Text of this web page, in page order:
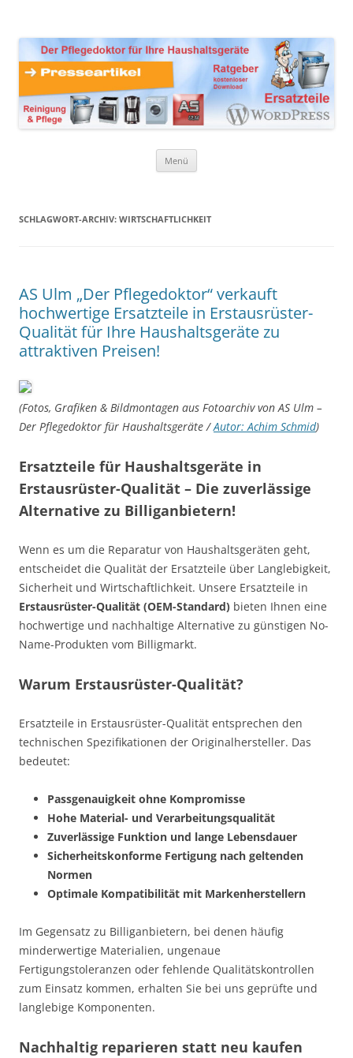
Haushaltsgeräte
Reinigungsprodukte und Pflegemittel
Menü
SCHLAGWORT-ARCHIV: WIRTSCHAFTLICHKEIT
AS Ulm „Der Pflegedoktor“ verkauft
hochwertige Ersatzteile in Erstausrüster-
Qualität für Ihre Haushaltsgeräte zu
attraktiven Preisen!
(Fotos, Grafiken & Bildmontagen aus Fotoarchiv von AS Ulm –
Der Pflegedoktor für Haushaltsgeräte /Autor: Achim Schmid)
Ersatzteile für Haushaltsgeräte in
Erstausrüster-Qualität – Die zuverlässige
Alternative zu Billiganbietern!
Wenn es um die Reparatur von Haushaltsgeräten geht,
entscheidet die Qualität der Ersatzteile über Langlebigkeit,
Sicherheit und Wirtschaftlichkeit. Unsere Ersatzteile in
Erstausrüster-Qualität (OEM-Standard) bieten Ihnen eine
hochwertige und nachhaltige Alternative zu günstigen No-
Name-Produkten vom Billigmarkt.
Warum Erstausrüster-Qualität?
Ersatzteile in Erstausrüster-Qualität entsprechen den
technischen Spezifikationen der Originalhersteller. Das
bedeutet:
Passgenauigkeit ohne Kompromisse
Hohe Material- und Verarbeitungsqualität
Zuverlässige Funktion und lange Lebensdauer
Sicherheitskonforme Fertigung nach geltenden
Normen
Optimale Kompatibilität mit Markenherstellern
Im Gegensatz zu Billiganbietern, bei denen häufig
minderwertige Materialien, ungenaue
Fertigungstoleranzen oder fehlende Qualitätskontrollen
zum Einsatz kommen, erhalten Sie bei uns geprüfte und
langlebige Komponenten.
Nachhaltig reparieren statt neu kaufen